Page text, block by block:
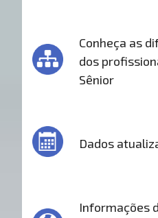
Conheça as
dos
Sênior
Dados
Informações